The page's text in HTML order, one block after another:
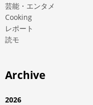
芸能・エンタメ
Cooking
レポート
読モ
Archive
2026